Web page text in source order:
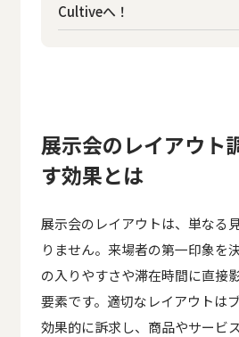
Cultiveへ！
展示会のレイアウト
す効果とは
展示会のレイアウトは、単なる
りません。来場者の第一印象を
の入りやすさや滞在時間に直接
要素です。適切なレイアウトは
効果的に訴求し、商品やサービ